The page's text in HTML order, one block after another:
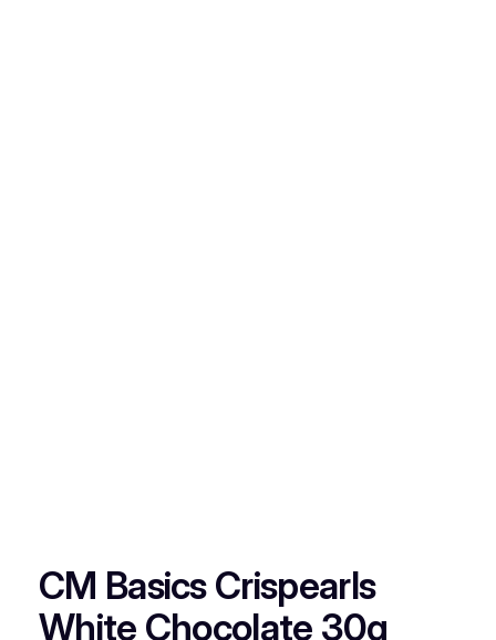
CM Basics Crispearls
White Chocolate 30g